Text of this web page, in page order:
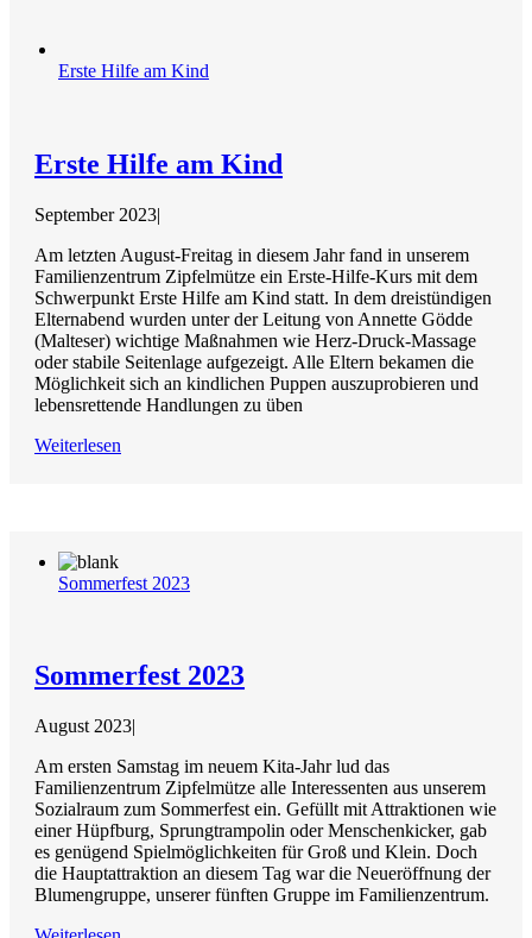
Erste Hilfe am Kind
Erste Hilfe am Kind
September 2023|
Am letzten August-Freitag in diesem Jahr fand in unserem
Familienzentrum Zipfelmütze ein Erste-Hilfe-Kurs mit dem
Schwerpunkt Erste Hilfe am Kind statt. In dem dreistündigen
Elternabend wurden unter der Leitung von Annette Gödde
(Malteser) wichtige Maßnahmen wie Herz-Druck-Massage
oder stabile Seitenlage aufgezeigt. Alle Eltern bekamen die
Möglichkeit sich an kindlichen Puppen auszuprobieren und
lebensrettende Handlungen zu üben
Weiterlesen
Sommerfest 2023
Sommerfest 2023
August 2023|
Am ersten Samstag im neuem Kita-Jahr lud das
Familienzentrum Zipfelmütze alle Interessenten aus unserem
Sozialraum zum Sommerfest ein. Gefüllt mit Attraktionen wie
einer Hüpfburg, Sprungtrampolin oder Menschenkicker, gab
es genügend Spielmöglichkeiten für Groß und Klein. Doch
die Hauptattraktion an diesem Tag war die Neueröffnung der
Blumengruppe, unserer fünften Gruppe im Familienzentrum.